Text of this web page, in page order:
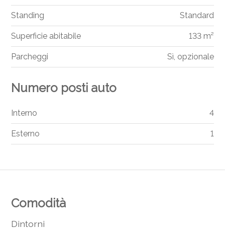
Comodità
Dintorni
Standing Standard
Superficie abitabile 133 m²
Parcheggi Sì, opzionale
Numero posti auto
Interno 4
Esterno 1